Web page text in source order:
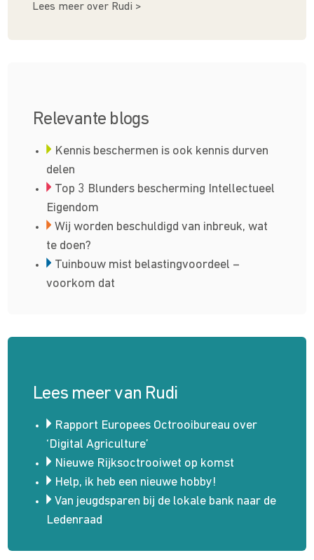
Lees meer over Rudi >
Relevante blogs
Kennis beschermen is ook kennis durven
delen
Top 3 Blunders bescherming Intellectueel
Eigendom
Wij worden beschul­­digd van inbreuk, wat
te doen?
Tuinbouw mist belastingvoordeel –
voorkom dat
Lees meer van Rudi
Rapport Europees Octrooibureau over
‘Digital Agriculture’
Nieuwe Rijksoctrooiwet op komst
Help, ik heb een nieuwe hobby!
Van jeugdsparen bij de lokale bank naar de
Ledenraad